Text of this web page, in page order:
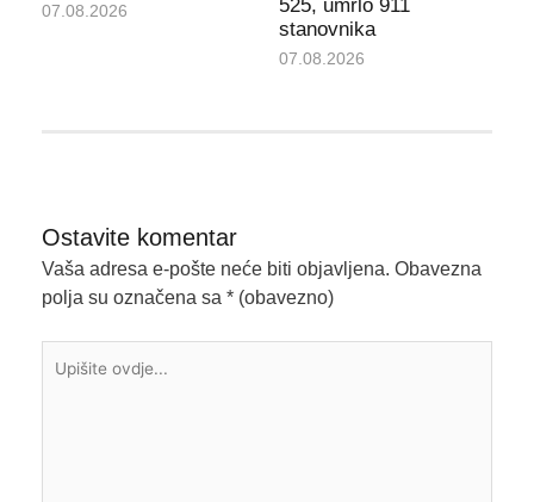
07.08.2026
525, umrlo 911
stanovnika
07.08.2026
Ostavite komentar
Vaša adresa e-pošte neće biti objavljena. Obavezna
polja su označena sa * (obavezno)
ovdje...